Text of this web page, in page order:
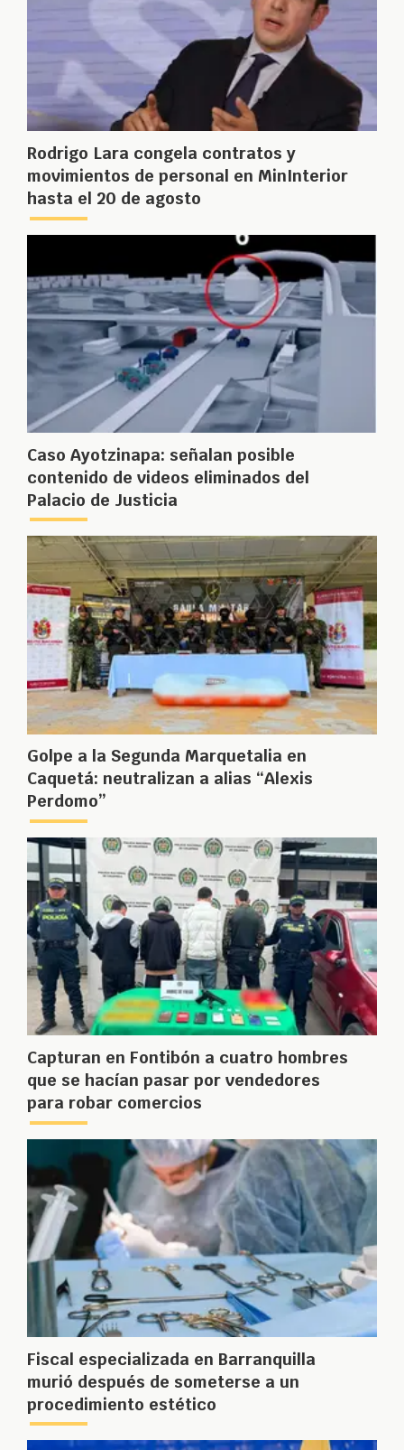
Rodrigo Lara congela contratos y
movimientos de personal en MinInterior
hasta el 20 de agosto
Caso Ayotzinapa: señalan posible
contenido de videos eliminados del
Palacio de Justicia
Golpe a la Segunda Marquetalia en
Caquetá: neutralizan a alias “Alexis
Perdomo”
Capturan en Fontibón a cuatro hombres
que se hacían pasar por vendedores
para robar comercios
Fiscal especializada en Barranquilla
murió después de someterse a un
procedimiento estético